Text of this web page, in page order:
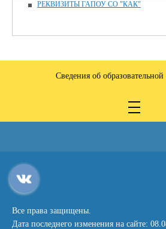
РЕКВИЗИТЫ ГАПОУ СО "КАК"
Сведения об
Все права защищены.
Дата последнего изменения на сайте: